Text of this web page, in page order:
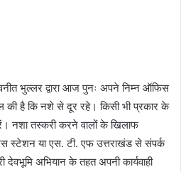
भुल्लर द्वारा आज पुनः अपने निम्न ऑफिस
की है कि नशे से दूर रहे। किसी भी प्रकार के
नशा तस्करी करने वालों के खिलाफ
स्टेशन या एस. टी. एफ उत्तराखंड से संपर्क
अभियान के तहत अपनी कार्यवाही